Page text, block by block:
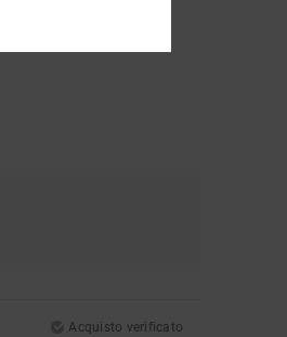
Acquisto verificato